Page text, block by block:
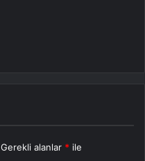
Gerekli alanlar * ile